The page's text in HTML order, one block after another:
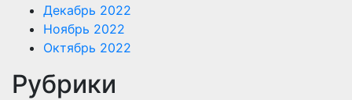
Декабрь 2022
Ноябрь 2022
Октябрь 2022
Рубрики